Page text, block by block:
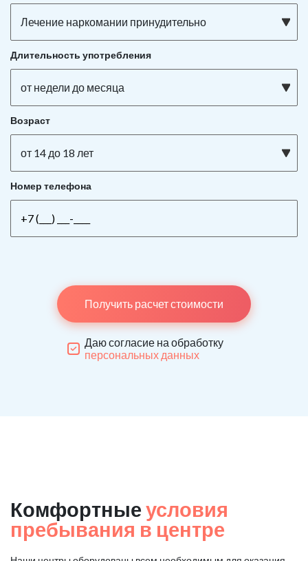
Лечение наркомании принудительно
Длительность употребления
от недели до месяца
Возраст
от 14 до 18 лет
Номер телефона
Получить расчет стоимости
Даю согласие на обработку
персональных данных
Комфортные условия
пребывания в центре